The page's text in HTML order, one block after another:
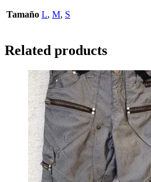
Tamaño L, M, S
Related products